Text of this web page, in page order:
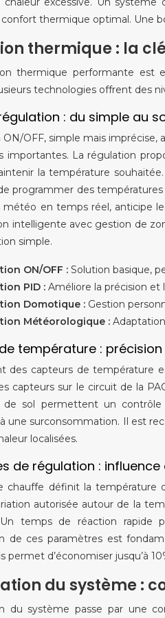
thermique optimal. Une
thermique : la
thermique performante est
technologies offrent des
: du simple au
ON/OFF, simple mais
importantes. La régulation
la température
programmer des
météo en temps réel, anticipe
intelligente avec gestion de
simple.
ON/OFF : Solution basique,
PID : Améliore la précision et
Domotique : Gestion
Météorologique :
température :
des capteurs de température
capteurs sur le circuit de la
de sol permettent un
une surconsommation. Il est
localisées.
de régulation :
chauffe définit la température
autorisée autour de la
temps de réaction rapide
de ces paramètres est
permet d’économiser jusqu’à
du système :
du système passe par une